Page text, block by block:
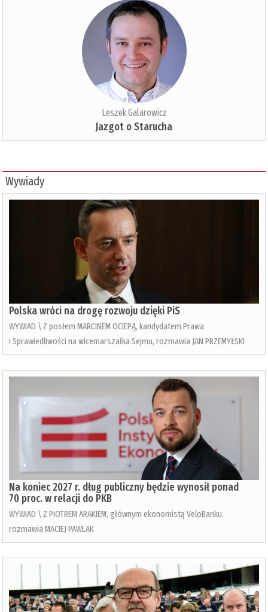
Leszek Galarowicz
Jazgot o Starucha
Wywiady
Polska wróci na drogę rozwoju dzięki PiS
WYWIAD \ Z posłem MARCINEM OCIEPĄ, kandydatem Prawa
i Sprawiedliwości na wicemarszałka Sejmu, rozmawia JAN PRZEMYŁSKI
Na koniec 2027 r. dług publiczny będzie wynosił ponad
70 proc. w relacji do PKB
WYWIAD \ Z PIOTREM ARAKIEM, głównym ekonomistą VeloBanku,
rozmawia MACIEJ PAWLAK